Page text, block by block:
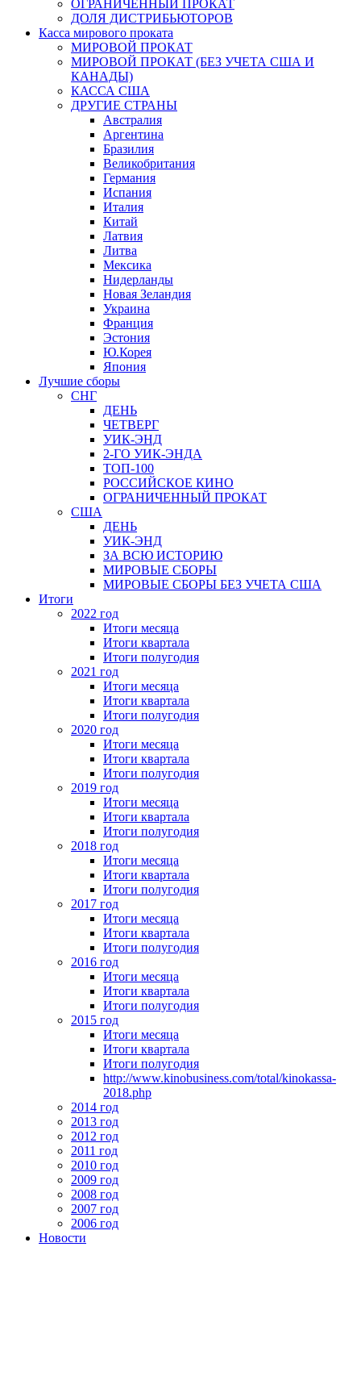
ОГРАНИЧЕННЫЙ ПРОКАТ
ДОЛЯ ДИСТРИБЬЮТОРОВ
Касса мирового проката
МИРОВОЙ ПРОКАТ
МИРОВОЙ ПРОКАТ (БЕЗ УЧЕТА США И
КАНАДЫ)
КАССА США
ДРУГИЕ СТРАНЫ
Австралия
Аргентина
Бразилия
Великобритания
Германия
Испания
Италия
Китай
Латвия
Литва
Мексика
Нидерланды
Новая Зеландия
Украина
Франция
Эстония
Ю.Корея
Япония
Лучшие сборы
СНГ
ДЕНЬ
ЧЕТВЕРГ
УИК-ЭНД
2-ГО УИК-ЭНДА
ТОП-100
РОССИЙСКОЕ КИНО
ОГРАНИЧЕННЫЙ ПРОКАТ
США
ДЕНЬ
УИК-ЭНД
ЗА ВСЮ ИСТОРИЮ
МИРОВЫЕ СБОРЫ
МИРОВЫЕ СБОРЫ БЕЗ УЧЕТА США
Итоги
2022 год
Итоги месяца
Итоги квартала
Итоги полугодия
2021 год
Итоги месяца
Итоги квартала
Итоги полугодия
2020 год
Итоги месяца
Итоги квартала
Итоги полугодия
2019 год
Итоги месяца
Итоги квартала
Итоги полугодия
2018 год
Итоги месяца
Итоги квартала
Итоги полугодия
2017 год
Итоги месяца
Итоги квартала
Итоги полугодия
2016 год
Итоги месяца
Итоги квартала
Итоги полугодия
2015 год
Итоги месяца
Итоги квартала
Итоги полугодия
http://www.kinobusiness.com/total/kinokassa-
2018.php
2014 год
2013 год
2012 год
2011 год
2010 год
2009 год
2008 год
2007 год
2006 год
Новости